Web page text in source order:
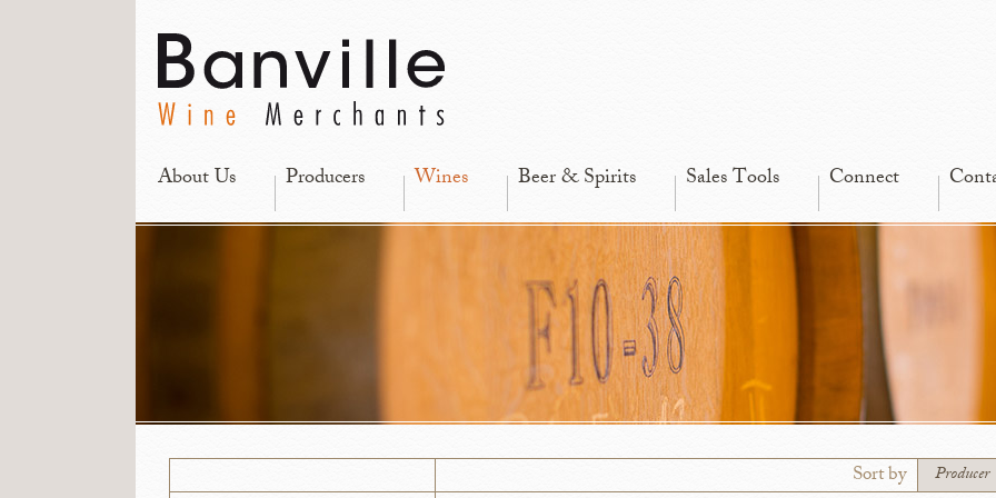
About Us Producers Wines Beer & Spirits Sales Tools Connect
Sort by Producer